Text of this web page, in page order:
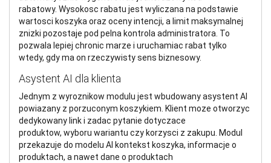
rabatowy. Wysokosc rabatu jest wyliczana na podstawie
wartosci koszyka oraz oceny intencji, a limit maksymalnej
znizki pozostaje pod pelna kontrola administratora. To
pozwala lepiej chronic marze i uruchamiac rabat tylko
wtedy, gdy ma on rzeczywisty sens biznesowy.
Asystent AI dla klienta
Jednym z wyroznikow modulu jest wbudowany asystent AI
powiazany z porzuconym koszykiem. Klient moze otworzyc
dedykowany link i zadac pytanie dotyczace
produktow, wyboru wariantu czy korzysci z zakupu. Modul
przekazuje do modelu AI kontekst koszyka, informacje o
produktach, a nawet dane o produktach